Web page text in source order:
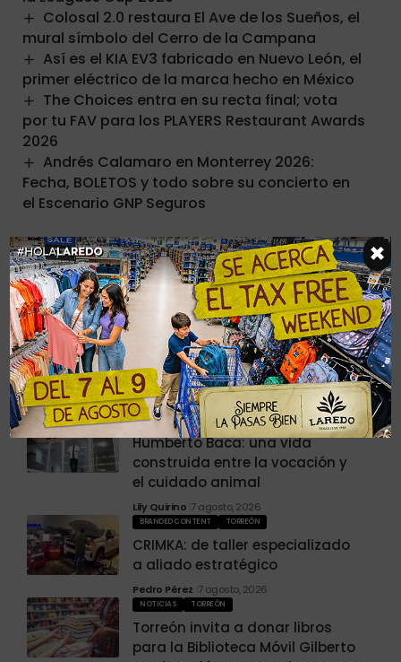
Colosal 2.0 restaura El Ave de los Sueños, el
mural símbolo del Cerro de la Campana
Así es el KIA EV3 fabricado en Nuevo León, el
primer eléctrico de la marca hecho en México
The Choices entra en su recta final; vota
por tu FAV para los PLAYERS Restaurant Awards
2026
Andrés Calamaro en Monterrey 2026:
Fecha, BOLETOS y todo sobre su concierto en
el Escenario GNP Seguros
Últimas Noticias
COLABORADORES SALTILLO
Humberto Baca: una vida
construida entre la vocación y
el cuidado animal
Lily Quirino 7 agosto, 2026
BRANDED CONTENT TORREÓN
CRIMKA: de taller especializado
a aliado estratégico
Pedro Pérez 7 agosto, 2026
NOTICIAS TORREÓN
Torreón invita a donar libros
para la Biblioteca Móvil Gilberto
×